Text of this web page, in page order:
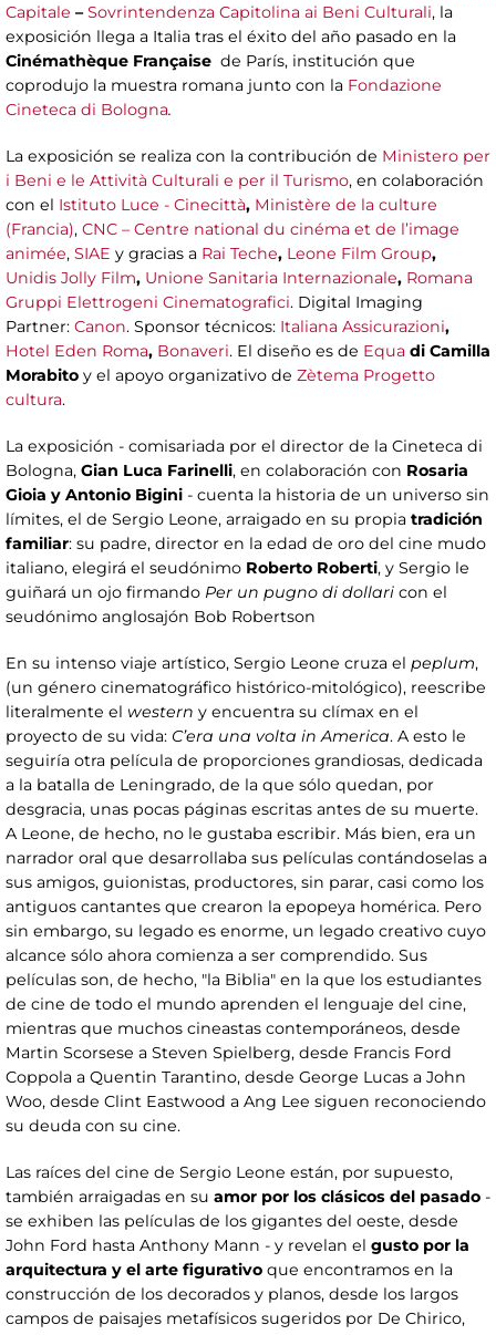
Capitale –Sovrintendenza Capitolina ai Beni Culturali, la
exposición llega a Italia tras el éxito del año pasado en la
Cinémathèque Française de París, institución que
coprodujo la muestra romana junto con la Fondazione
Cineteca di Bologna.
La exposición se realiza con la contribución de Ministero per
i Beni e le Attività Culturali e per il Turismo, en colaboración
con el Istituto Luce - Cinecittà, Ministère de la culture
(Francia), CNC – Centre national du cinéma et de l’image
animée, SIAE y gracias a Rai Teche, Leone Film Group,
Unidis Jolly Film, Unione Sanitaria Internazionale, Romana
Gruppi Elettrogeni Cinematografici. Digital Imaging
Partner: Canon. Sponsor técnicos: Italiana Assicurazioni,
Hotel Eden Roma, Bonaveri. El diseño es de Equa di Camilla
Morabito y el apoyo organizativo de Zètema Progetto
cultura.
La exposición - comisariada por el director de la Cineteca di
Bologna, Gian Luca Farinelli, en colaboración con Rosaria
Gioia y Antonio Bigini - cuenta la historia de un universo sin
límites, el de Sergio Leone, arraigado en su propia tradición
familiar: su padre, director en la edad de oro del cine mudo
italiano, elegirá el seudónimo Roberto Roberti, y Sergio le
guiñará un ojo firmando Per un pugno di dollari con el
seudónimo anglosajón Bob Robertson
En su intenso viaje artístico, Sergio Leone cruza el peplum,
(un género cinematográfico histórico-mitológico), reescribe
literalmente el western y encuentra su clímax en el
proyecto de su vida: C’era una volta in America. A esto le
seguiría otra película de proporciones grandiosas, dedicada
a la batalla de Leningrado, de la que sólo quedan, por
desgracia, unas pocas páginas escritas antes de su muerte.
A Leone, de hecho, no le gustaba escribir. Más bien, era un
narrador oral que desarrollaba sus películas contándoselas a
sus amigos, guionistas, productores, sin parar, casi como los
antiguos cantantes que crearon la epopeya homérica. Pero
sin embargo, su legado es enorme, un legado creativo cuyo
alcance sólo ahora comienza a ser comprendido. Sus
películas son, de hecho, "la Biblia" en la que los estudiantes
de cine de todo el mundo aprenden el lenguaje del cine,
mientras que muchos cineastas contemporáneos, desde
Martin Scorsese a Steven Spielberg, desde Francis Ford
Coppola a Quentin Tarantino, desde George Lucas a John
Woo, desde Clint Eastwood a Ang Lee siguen reconociendo
su deuda con su cine.
Las raíces del cine de Sergio Leone están, por supuesto,
también arraigadas en su amor por los clásicos del pasado -
se exhiben las películas de los gigantes del oeste, desde
John Ford hasta Anthony Mann - y revelan el gusto por la
arquitectura y el arte figurativo que encontramos en la
construcción de los decorados y planos, desde los largos
campos de paisajes metafísicos sugeridos por De Chirico,